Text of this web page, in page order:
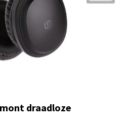
draadloze